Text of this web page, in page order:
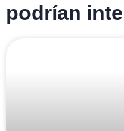
podrían